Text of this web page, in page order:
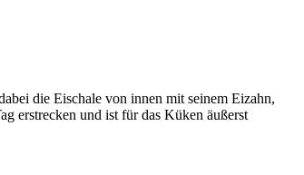
die Eischale von innen mit seinem Eizahn,
erstrecken und ist für das Küken äußerst